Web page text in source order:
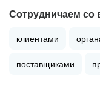
Сотрудничаем со
клиентами
поставщиками